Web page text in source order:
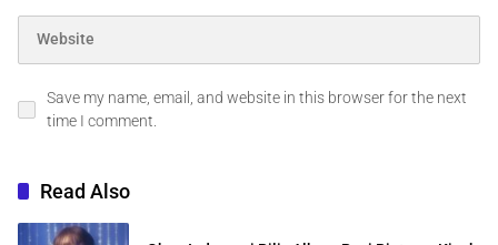
Save my name, email, and website in this browser for the next
time I comment.
Read Also